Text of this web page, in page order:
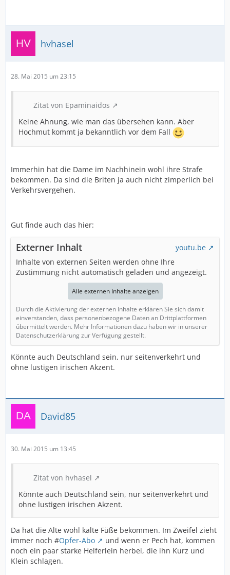
hvhasel
28. Mai 2015 um 23:15
Zitat von Epaminaidos
Keine Ahnung, wie man das übersehen kann. Aber
Hochmut kommt ja bekanntlich vor dem Fall
Immerhin hat die Dame im Nachhinein wohl ihre Strafe
bekommen. Da sind die Briten ja auch nicht zimperlich bei
Verkehrsvergehen.
Gut finde auch das hier:
Externer Inhalt
youtu.be
Inhalte von externen Seiten werden ohne Ihre
Zustimmung nicht automatisch geladen und angezeigt.
Alle externen Inhalte anzeigen
Durch die Aktivierung der externen Inhalte erklären Sie sich damit
einverstanden, dass personenbezogene Daten an Drittplattformen
übermittelt werden. Mehr Informationen dazu haben wir in unserer
Datenschutzerklärung zur Verfügung gestellt.
Könnte auch Deutschland sein, nur seitenverkehrt und
ohne lustigen irischen Akzent.
David85
30. Mai 2015 um 13:45
Zitat von hvhasel
Könnte auch Deutschland sein, nur seitenverkehrt und
ohne lustigen irischen Akzent.
Da hat die Alte wohl kalte Füße bekommen. Im Zweifel zieht
immer noch #Opfer-Abo
und wenn er Pech hat, kommen
noch ein paar starke Helferlein herbei, die ihn Kurz und
Klein schlagen.